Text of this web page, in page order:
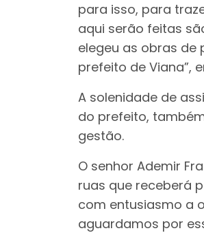
para isso, para
aqui serão feitas
elegeu as obras de
prefeito de Viana”,
A solenidade de
do prefeito,
gestão.
O senhor Ademir
ruas que receberá
com entusiasmo a
aguardamos por